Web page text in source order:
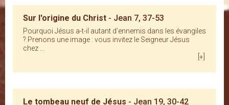
Sur l'origine du Christ - Jean 7, 37-53
Pourquoi Jésus a-t-il autant d’ennemis dans les évangiles
? Prenons une image : vous invitez le Seigneur Jésus
chez ...
[+]
Le tombeau neuf de Jésus - Jean 19, 30-42